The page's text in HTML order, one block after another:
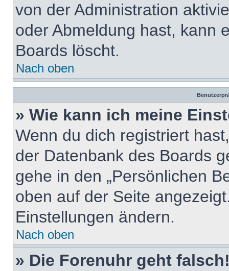
von der Administration
oder Abmeldung hast, kann
Boards löscht.
Nach oben
» Wie kann ich meine
Wenn du dich registriert
der Datenbank des Boards
gehe in den „Persönlichen
oben auf der Seite
Einstellungen ändern.
Nach oben
» Die Forenuhr geht